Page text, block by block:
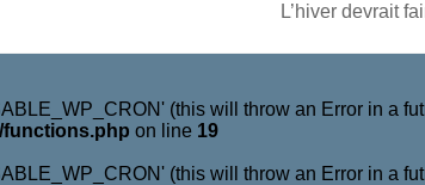
L’hiver devrait
(this will throw an Error in a
functions.php on line 19
(this will throw an Error in a